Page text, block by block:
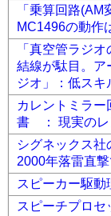
「乗算回路
MC1496の動作
「真空管ラジ
結線が駄目。ア
ジオ」：低スキ
カレントミラ
書 ： 現実のレ
シグネックス
2000年落雷直撃
スピーカー駆
スピーチプロ